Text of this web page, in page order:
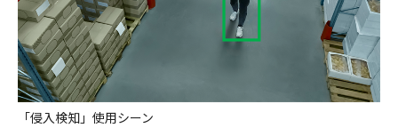
「侵入検知」使用シーン